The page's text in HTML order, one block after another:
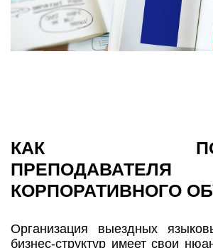
КАК
КОРПОРАТИВНОГО
Организация выездных
бизнес-структур имеет свои